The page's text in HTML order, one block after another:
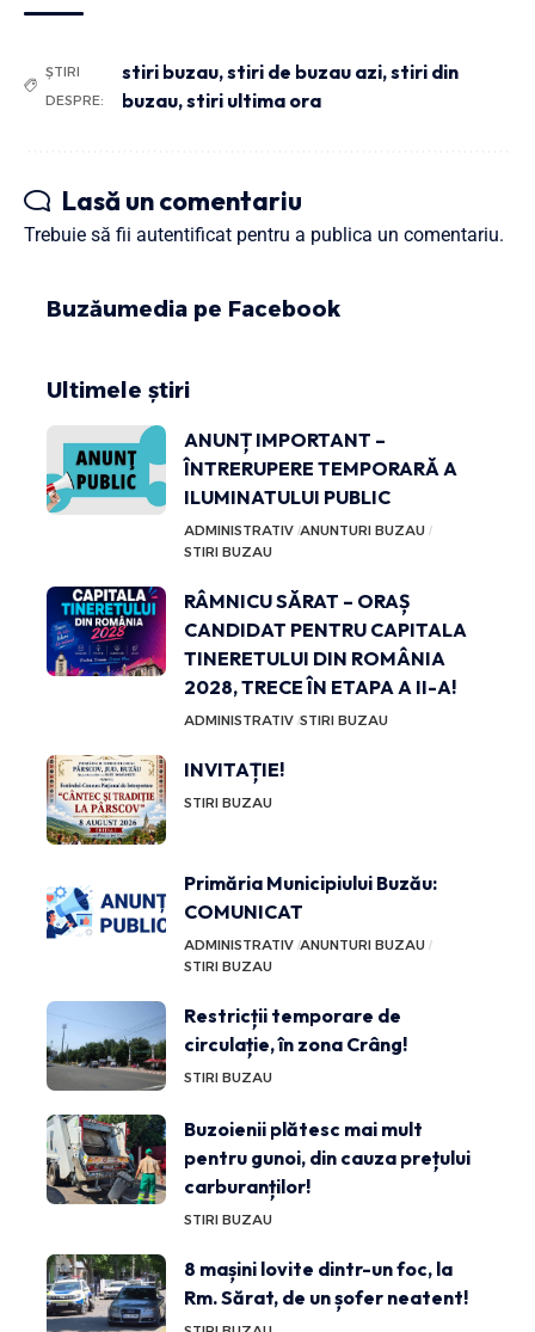
ȘTIRI
DESPRE:
stiri buzau,stiri de buzau azi,stiri din
buzau,stiri ultima ora
Lasă un comentariu
Trebuie să fii autentificat pentru a publica un comentariu.
Buzăumedia pe Facebook
Ultimele știri
ANUNȚ IMPORTANT –
ÎNTRERUPERE TEMPORARĂ A
ILUMINATULUI PUBLIC
ADMINISTRATIV ANUNTURI BUZAU
STIRI BUZAU
RÂMNICU SĂRAT – ORAȘ
CANDIDAT PENTRU CAPITALA
TINERETULUI DIN ROMÂNIA
2028, TRECE ÎN ETAPA A II-A!
ADMINISTRATIV STIRI BUZAU
INVITAȚIE!
STIRI BUZAU
Primăria Municipiului Buzău:
COMUNICAT
ADMINISTRATIV ANUNTURI BUZAU
STIRI BUZAU
Restricții temporare de
circulație, în zona Crâng!
STIRI BUZAU
Buzoienii plătesc mai mult
pentru gunoi, din cauza prețului
carburanților!
STIRI BUZAU
8 mașini lovite dintr-un foc, la
Rm. Sărat, de un șofer neatent!